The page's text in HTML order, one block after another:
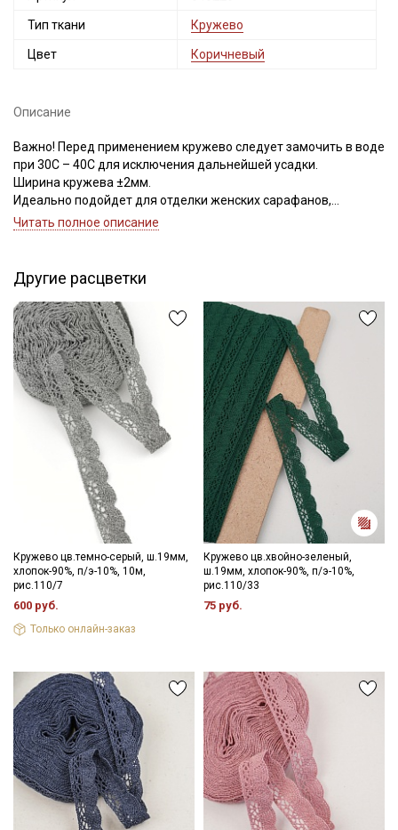
Тип ткани Кружево
Цвет Коричневый
Описание
Важно! Перед применением кружево следует замочить в воде
при 30С – 40С для исключения дальнейшей усадки.
Ширина кружева ±2мм.
Идеально подойдет для отделки женских сарафанов,
платьев, юбок, рукавов.
творческих работ в различных техниках.
Цветопередача может отличаться от оригинального цвета в
зависимости от настроек вашего монитора.
Читать полное описание
Другие расцветки
Кружево цв.темно-серый, ш.19мм,
хлопок-90%, п/э-10%, 10м,
рис.110/7
600 руб.
Только онлайн-заказ
Кружево цв.хвойно-зеленый,
ш.19мм, хлопок-90%, п/э-10%,
рис.110/33
75 руб.